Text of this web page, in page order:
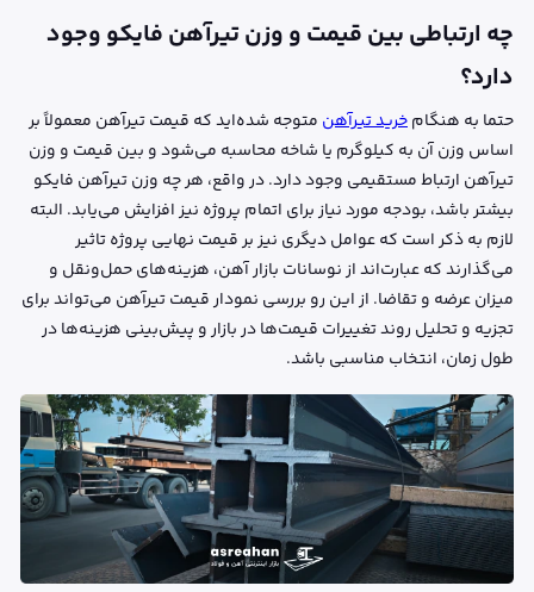
چه ارتباطی بین قیمت و وزن تیرآهن فایکو وجود
دارد؟
حتما به هنگامخرید تیرآهن متوجه شده‌اید که قیمت تیرآهن معمولاً بر
اساس وزن آن به کیلوگرم یا شاخه محاسبه می‌شود و بین قیمت و وزن
تیرآهن ارتباط مستقیمی وجود دارد. در واقع، هر چه وزن تیرآهن فایکو
بیشتر باشد، بودجه مورد نیاز برای اتمام پروژه نیز افزایش می‌یابد. البته
لازم به ذکر است که عوامل دیگری نیز بر قیمت نهایی پروژه تاثیر
می‌گذارند که عبارت‌اند از نوسانات بازار آهن، هزینه‌های حمل‌ونقل و
میزان عرضه و تقاضا. از این رو بررسی نمودار قیمت تیرآهن می‌تواند برای
تجزیه و تحلیل روند تغییرات قیمت‌ها در بازار و پیش‌بینی هزینه‌ها در
طول زمان، انتخاب مناسبی باشد.